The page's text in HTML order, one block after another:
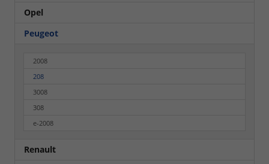
Opel
Peugeot
2008
208
3008
308
e-2008
Renault